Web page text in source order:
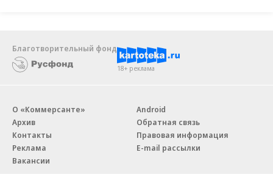
Благотворительный фонд
18+ реклама
О «Коммерсанте»
Архив
Контакты
Реклама
Вакансии
Android
Обратная связь
Правовая информация
E-mail рассылки